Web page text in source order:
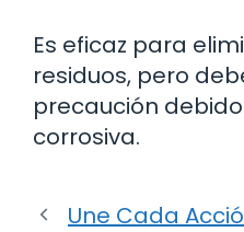
Es eficaz para
residuos, pero
precaución
corrosiva.
Une Cada